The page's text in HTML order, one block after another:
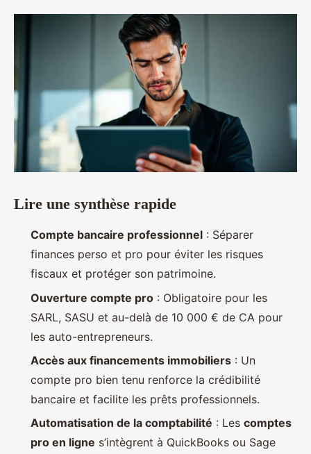
Lire une synthèse rapide
Compte bancaire professionnel : Séparer
finances perso et pro pour éviter les risques
fiscaux et protéger son patrimoine.
Ouverture compte pro : Obligatoire pour les
SARL, SASU et au-delà de 10 000 € de CA pour
les auto-entrepreneurs.
Accès aux financements immobiliers : Un
compte pro bien tenu renforce la crédibilité
bancaire et facilite les prêts professionnels.
Automatisation de la comptabilité : Les comptes
pro en ligne s’intègrent à QuickBooks ou Sage